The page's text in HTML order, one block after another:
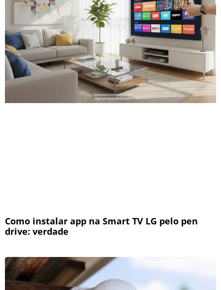
Como instalar app na Smart TV LG pelo pen
drive: verdade